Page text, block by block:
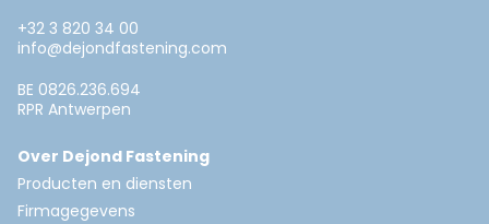
+32 3 820 34 00
info@dejondfastening.com
BE 0826.236.694
RPR Antwerpen
Over Dejond Fastening
Producten en diensten
Firmagegevens